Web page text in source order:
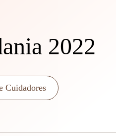
2022
Cuidadores